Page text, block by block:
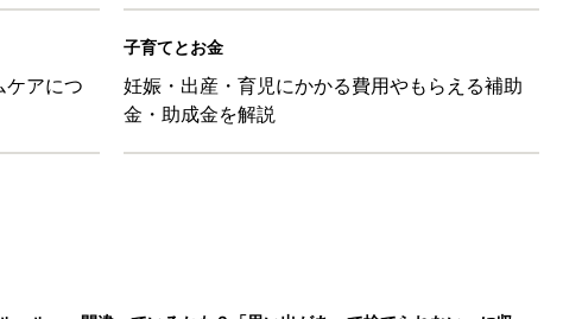
◎」「110円でこのクオリティ」超優秀！トラベルグッズ4選
く！？親が悩まされる「魔の3週目」って何？「魔の3カ月」もある